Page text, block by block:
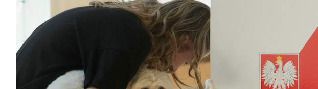
Politica
Cultura
Libri
Consumismi
Storie/Idee
Ok Boomer!
Media
Europa